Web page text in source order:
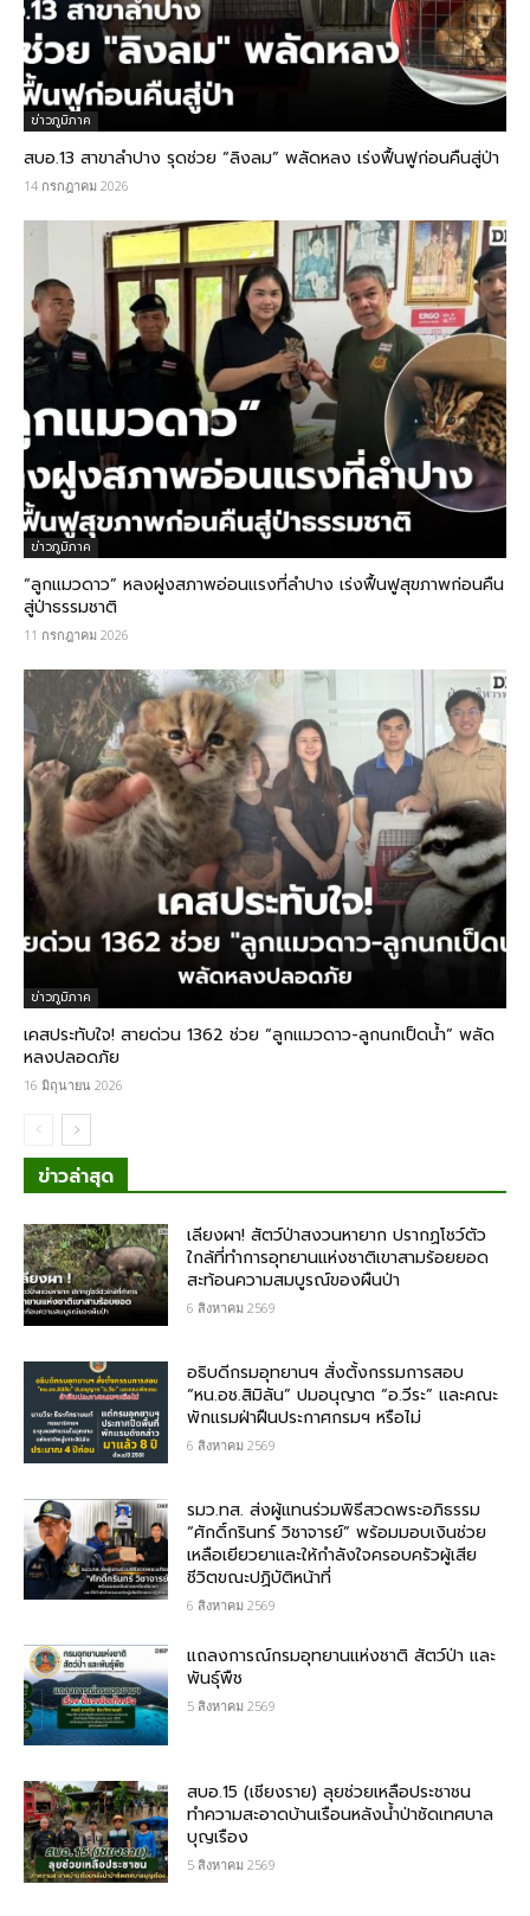
ข่าวภูมิภาค
สบอ.13 สาขาลำปาง รุดช่วย “ลิงลม” พลัดหลง เร่งฟื้นฟูก่อนคืนสู่ป่า
14 กรกฎาคม 2026
ข่าวภูมิภาค
“ลูกแมวดาว” หลงฝูงสภาพอ่อนแรงที่ลำปาง เร่งฟื้นฟูสุขภาพก่อนคืน
สู่ป่าธรรมชาติ
11 กรกฎาคม 2026
ข่าวภูมิภาค
เคสประทับใจ! สายด่วน 1362 ช่วย “ลูกแมวดาว-ลูกนกเป็ดน้ำ” พลัด
หลงปลอดภัย
16 มิถุนายน 2026
ข่าวล่าสุด
เลียงผา! สัตว์ป่าสงวนหายาก ปรากฏโชว์ตัว
ใกล้ที่ทำการอุทยานแห่งชาติเขาสามร้อยยอด
สะท้อนความสมบูรณ์ของผืนป่า
6 สิงหาคม 2569
อธิบดีกรมอุทยานฯ​ สั่งตั้งกรรมการสอบ
“หน.อช.สิมิลัน” ปมอนุญาต “อ.วีระ” และคณะ
พักแรมฝ่าฝืนประกาศกรมฯ หรือไม่
6 สิงหาคม 2569
รมว.ทส. ส่งผู้แทนร่วมพิธีสวดพระอภิธรรม
“ศักดิ์กรินทร์ วิชาจารย์” พร้อมมอบเงินช่วย
เหลือเยียวยาและให้กำลังใจครอบครัวผู้เสีย
ชีวิตขณะปฏิบัติหน้าที่
6 สิงหาคม 2569
แถลงการณ์กรมอุทยานแห่งชาติ สัตว์ป่า และ
พันธุ์พืช
5 สิงหาคม 2569
สบอ.15 (เชียงราย) ลุยช่วยเหลือประชาชน
ทำความสะอาดบ้านเรือนหลังน้ำป่าซัดเทศบาล
บุญเรือง
5 สิงหาคม 2569